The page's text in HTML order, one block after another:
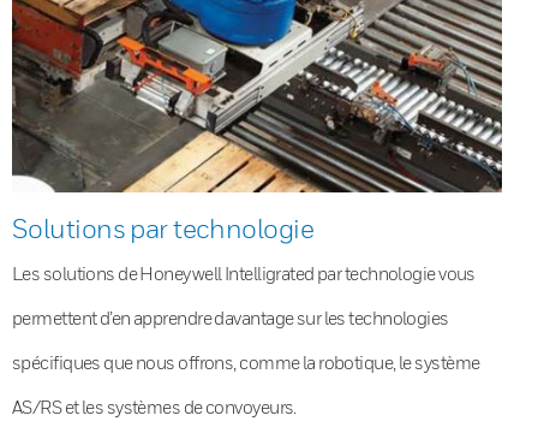
Solutions par technologie
Les solutions de Honeywell Intelligrated par technologie vous
permettent d’en apprendre davantage sur les technologies
spécifiques que nous offrons, comme la robotique, le système
AS/RS et les systèmes de convoyeurs.